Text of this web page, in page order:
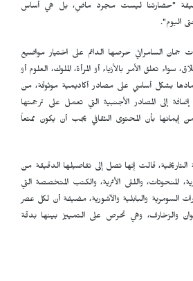
"حضارتنا ليست مجرد ماضٍ، بل هي أساس
اليوم".
السامرائي حرصها الدائم على اختيار مواضيع
سواء تعلق الأمر بالأزياء أو المرأة، الملوك، العلوم أو
بشكل أساسي على مصادر أكاديمية موثوقة، من
إلى المصادر الأجنبية التي تعمل على ترجمتها
إيمانها بأن المحتوى الثقافي يجب أن يكون ممتعاً
التاريخية، قالت إنها تصل إلى تفاصيلها الدقيقة من
المنحوتات، واللقى الأثرية، والكتب المتخصصة التي
السومرية والبابلية والآشورية، مضيفة أن لكل عصر
والزخارف، وهي تحرص على التمييز بينها بدقة